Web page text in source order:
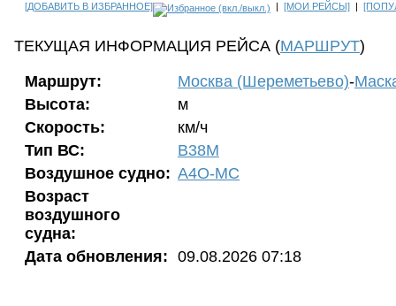
[ДОБАВИТЬ В ИЗБРАННОЕ] [МОИ РЕЙСЫ]
ТЕКУЩАЯ ИНФОРМАЦИЯ РЕЙСА (МАРШРУТ)
Маршрут:
Москва (Шереметьево)-
Высота:
м
Скорость:
км/ч
Тип ВС:
B38M
Воздушное судно: A4O-MC
Возраст
воздушного
судна:
Дата обновления: 09.08.2026 07:18